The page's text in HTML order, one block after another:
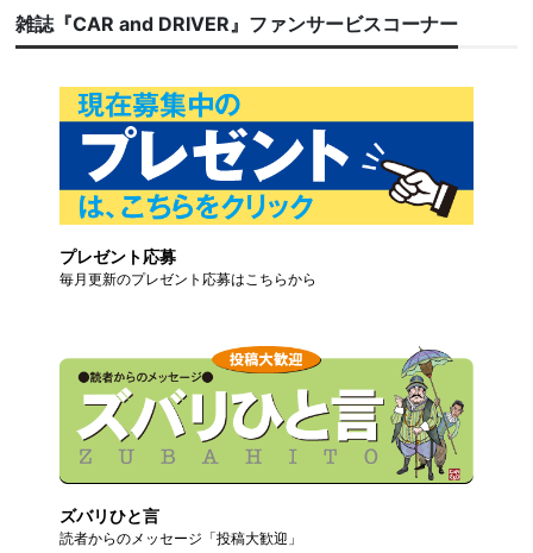
雑誌『CAR and DRIVER』ファンサービスコーナー
プレゼント応募
毎月更新のプレゼント応募はこちらから
ズバリひと言
読者からのメッセージ「投稿大歓迎」